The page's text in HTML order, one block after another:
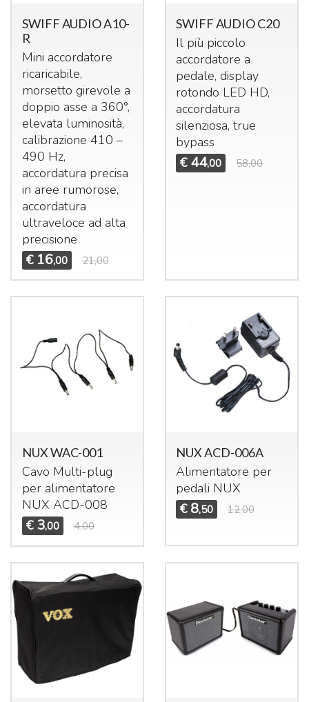
SWIFF AUDIO A10-
R
Mini accordatore
ricaricabile,
morsetto girevole a
doppio asse a 360°,
elevata luminosità,
calibrazione 410 –
490 Hz,
accordatura precisa
in aree rumorose,
accordatura
ultraveloce ad alta
precisione
€ 16,00 21,00
SWIFF AUDIO C20
Il più piccolo
accordatore a
pedale, display
rotondo LED HD,
accordatura
silenziosa, true
bypass
€ 44,00 58,00
NUX WAC-001
Cavo Multi-plug
per alimentatore
NUX ACD-008
€ 3,00 4,00
NUX ACD-006A
Alimentatore per
pedali NUX
€ 8,50 12,00